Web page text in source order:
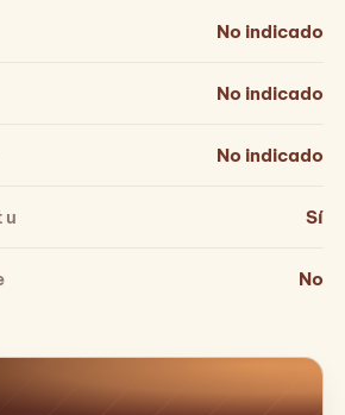
No indicado
No indicado
No indicado
Sí
No